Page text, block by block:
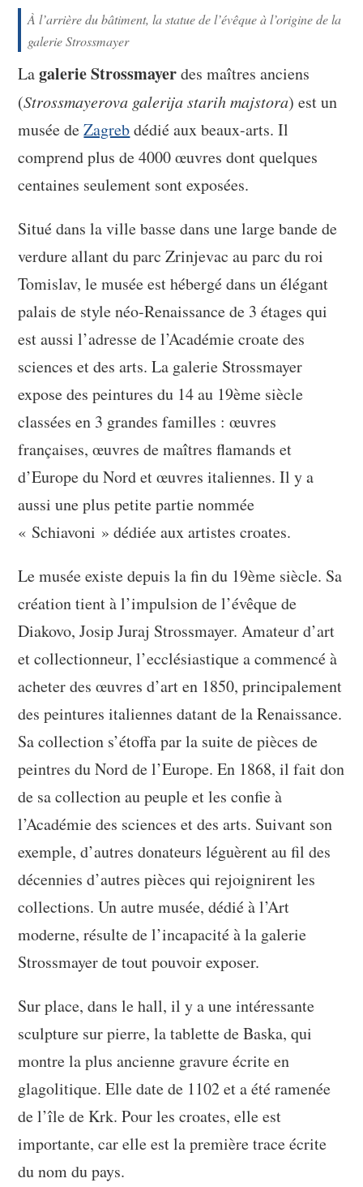
À l’arrière du bâtiment, la statue de l’évêque à l’origine de la
galerie Strossmayer
Lagalerie Strossmayerdes maîtres anciens
(Strossmayerova galerija starih majstora) est un
musée deZagrebdédié aux beaux-arts. Il
comprend plus de 4000 œuvres dont quelques
centaines seulement sont exposées.
Situé dans la ville basse dans une large bande de
verdure allant du parc Zrinjevac au parc du roi
Tomislav, le musée est hébergé dans un élégant
palais de style néo-Renaissance de 3 étages qui
est aussi l’adresse de l’Académie croate des
sciences et des arts. La galerie Strossmayer
expose des peintures du 14 au 19ème siècle
classées en 3 grandes familles : œuvres
françaises, œuvres de maîtres flamands et
d’Europe du Nord et œuvres italiennes. Il y a
aussi une plus petite partie nommée
« Schiavoni » dédiée aux artistes croates.
Le musée existe depuis la fin du 19ème siècle. Sa
création tient à l’impulsion de l’évêque de
Diakovo, Josip Juraj Strossmayer. Amateur d’art
et collectionneur, l’ecclésiastique a commencé à
acheter des œuvres d’art en 1850, principalement
des peintures italiennes datant de la Renaissance.
Sa collection s’étoffa par la suite de pièces de
peintres du Nord de l’Europe. En 1868, il fait don
de sa collection au peuple et les confie à
l’Académie des sciences et des arts. Suivant son
exemple, d’autres donateurs léguèrent au fil des
décennies d’autres pièces qui rejoignirent les
collections. Un autre musée, dédié à l’Art
moderne, résulte de l’incapacité à la galerie
Strossmayer de tout pouvoir exposer.
Sur place, dans le hall, il y a une intéressante
sculpture sur pierre, la tablette de Baska, qui
montre la plus ancienne gravure écrite en
glagolitique. Elle date de 1102 et a été ramenée
de l’île de Krk. Pour les croates, elle est
importante, car elle est la première trace écrite
du nom du pays.